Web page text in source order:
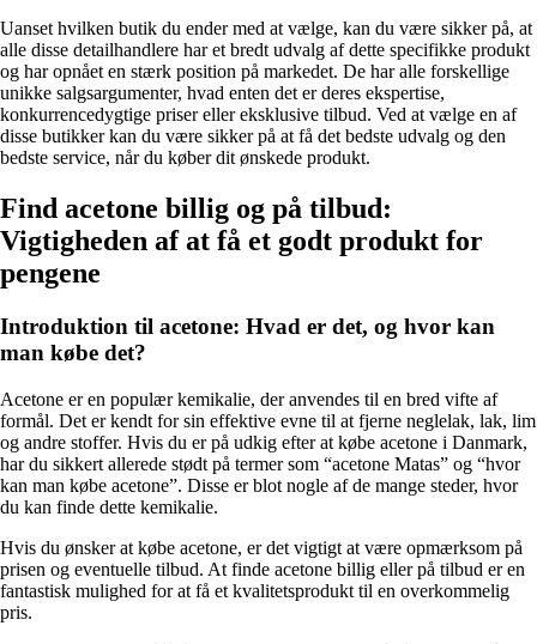
Uanset hvilken butik du ender med at vælge, kan du være sikker på, at
alle disse detailhandlere har et bredt udvalg af dette specifikke produkt
og har opnået en stærk position på markedet. De har alle forskellige
unikke salgsargumenter, hvad enten det er deres ekspertise,
konkurrencedygtige priser eller eksklusive tilbud. Ved at vælge en af
disse butikker kan du være sikker på at få det bedste udvalg og den
bedste service, når du køber dit ønskede produkt.
Find acetone billig og på tilbud:
Vigtigheden af at få et godt produkt for
pengene
Introduktion til acetone: Hvad er det, og hvor kan
man købe det?
Acetone er en populær kemikalie, der anvendes til en bred vifte af
formål. Det er kendt for sin effektive evne til at fjerne neglelak, lak, lim
og andre stoffer. Hvis du er på udkig efter at købe acetone i Danmark,
har du sikkert allerede stødt på termer som “acetone Matas” og “hvor
kan man købe acetone”. Disse er blot nogle af de mange steder, hvor
du kan finde dette kemikalie.
Hvis du ønsker at købe acetone, er det vigtigt at være opmærksom på
prisen og eventuelle tilbud. At finde acetone billig eller på tilbud er en
fantastisk mulighed for at få et kvalitetsprodukt til en overkommelig
pris.